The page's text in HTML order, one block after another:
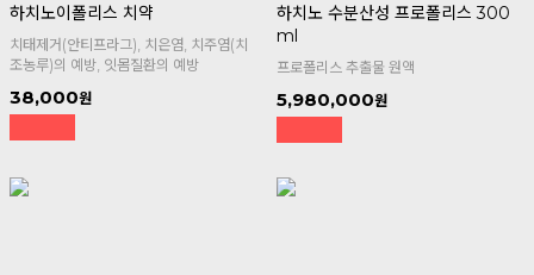
하치노이폴리스 치약
치태제거(안티프라그), 치은염, 치주염(치
조농루)의 예방, 잇몸질환의 예방
38,000
하치노 수분산성 프로폴리스 300
ml
프로폴리스 추출물 원액
5,980,000